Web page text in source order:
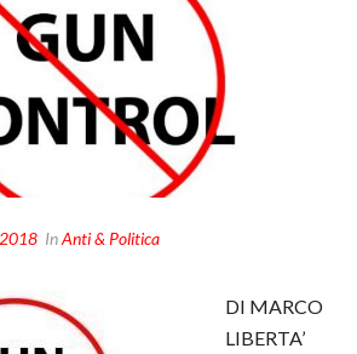
InAnti & Politica
DI MARCO
LIBERTA’